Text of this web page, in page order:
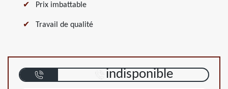
Prix imbattable
Travail de qualité
indisponible